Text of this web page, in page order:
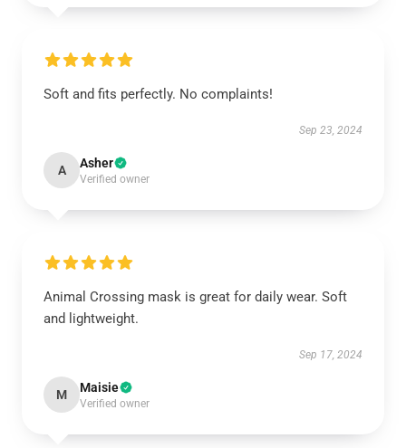
Soft and fits perfectly. No complaints!
Sep 23, 2024
A Asher
Verified owner
Animal Crossing mask is great for daily wear. Soft
and lightweight.
Sep 17, 2024
M Maisie
Verified owner